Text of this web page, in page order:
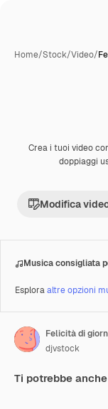
Home/Stock/Video/
Premium
Crea i tuoi video
doppiaggi
Modifica
Musica consigliata
Esploraaltre opzioni
Felicità di
djvstock
Ti potrebbe